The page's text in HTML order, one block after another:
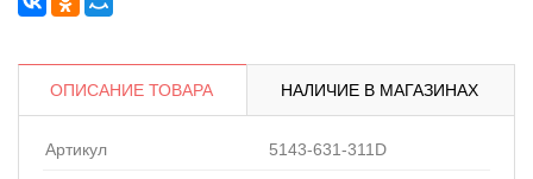
ОПИСАНИЕ ТОВАРА НАЛИЧИЕ В МАГАЗИНАХ
Артикул 5143-631-311D